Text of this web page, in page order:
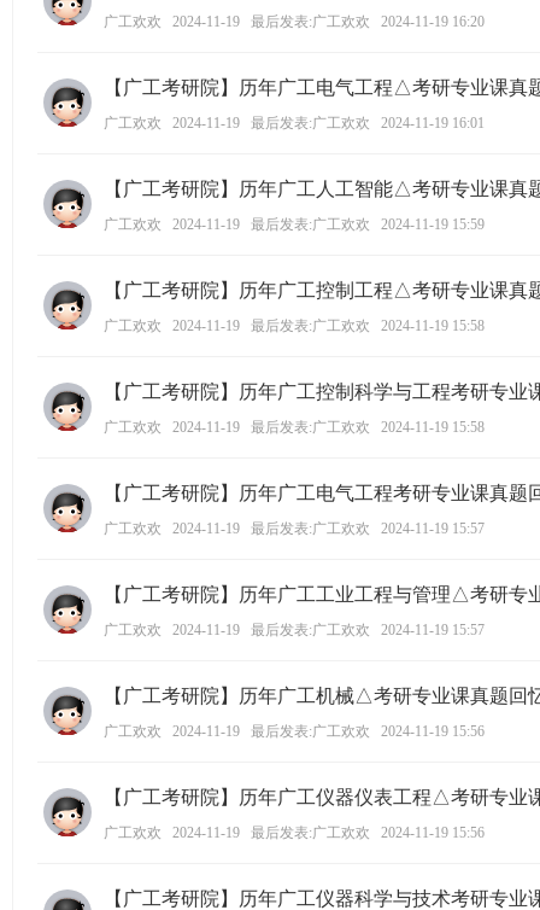
广工欢欢 2024-11-19 最后发表:广工欢欢 2024-11-19 16:20
【广工考研院】历年广工电气工程△考研专业课真
广工欢欢 2024-11-19 最后发表:广工欢欢 2024-11-19 16:01
【广工考研院】历年广工人工智能△考研专业课真
广工欢欢 2024-11-19 最后发表:广工欢欢 2024-11-19 15:59
【广工考研院】历年广工控制工程△考研专业课真
广工欢欢 2024-11-19 最后发表:广工欢欢 2024-11-19 15:58
【广工考研院】历年广工控制科学与工程考研专业
广工欢欢 2024-11-19 最后发表:广工欢欢 2024-11-19 15:58
【广工考研院】历年广工电气工程考研专业课真题
广工欢欢 2024-11-19 最后发表:广工欢欢 2024-11-19 15:57
【广工考研院】历年广工工业工程与管理△考研专
广工欢欢 2024-11-19 最后发表:广工欢欢 2024-11-19 15:57
【广工考研院】历年广工机械△考研专业课真题回
广工欢欢 2024-11-19 最后发表:广工欢欢 2024-11-19 15:56
【广工考研院】历年广工仪器仪表工程△考研专业
广工欢欢 2024-11-19 最后发表:广工欢欢 2024-11-19 15:56
【广工考研院】历年广工仪器科学与技术考研专业